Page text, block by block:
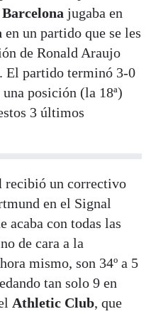
jugaba en
en un partido que se les
de Ronald Araujo
El partido terminó 3-0
posición (la 18ª)
3 últimos
recibió un correctivo
en el Signal
acaba con todas las
de cara a la
mismo, son 34º a 5
tan solo 9 en
Athletic Club, que